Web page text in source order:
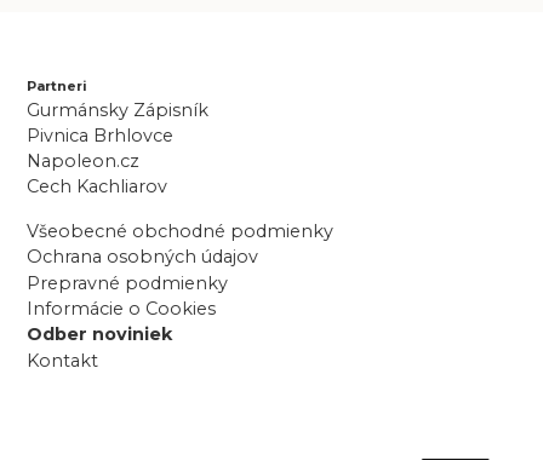
Partneri
Gurmánsky Zápisník
Pivnica Brhlovce
Napoleon.cz
Cech Kachliarov
Všeobecné obchodné podmienky
Ochrana osobných údajov
Prepravné podmienky
Informácie o Cookies
Odber noviniek
Kontakt